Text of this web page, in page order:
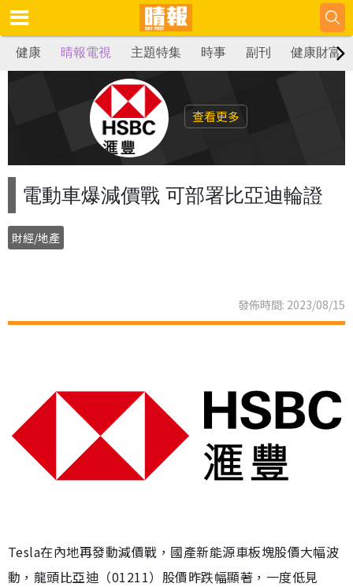
健康 晴報電視 主題特集 時事 副刊 健康財富
查看更多
電動車爆減價戰 可部署比亞迪輪證
財經/地產
發佈時間: 2023/08/15
Tesla在內地再發動減價戰，國產新能源車板塊股價大幅波
動，龍頭比亞迪（01211）股價昨跌幅顯著，一度低見